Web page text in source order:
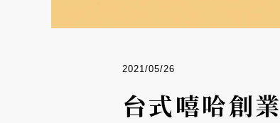
2021/05/26
台式嘻哈創